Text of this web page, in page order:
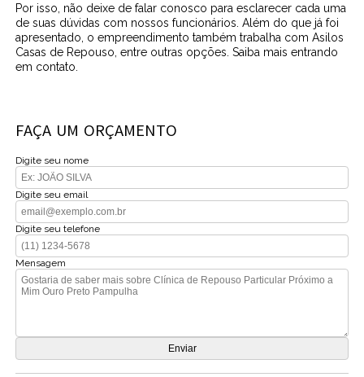
Por isso, não deixe de falar conosco para esclarecer cada uma
de suas dúvidas com nossos funcionários. Além do que já foi
apresentado, o empreendimento também trabalha com Asilos
Casas de Repouso, entre outras opções. Saiba mais entrando
em contato.
FAÇA UM ORÇAMENTO
Digite seu nome
Digite seu email
Digite seu telefone
Mensagem